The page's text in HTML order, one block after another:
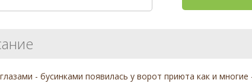
- бусинками появилась у ворот приюта как и